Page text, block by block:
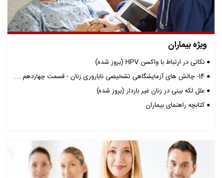
ویژه بیماران
نکاتی در ارتباط با واکسن HPV (بروز شده)
14- چالش های آزمایشگاهی تشخیصی ناباروری زنان - قسمت چهاردهم ...
علل لکه بینی در زنان غیر باردار (بروز شده)
کتابچه راهنمای بیماران